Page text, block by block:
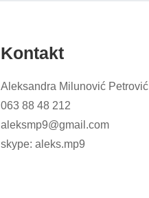
Kontakt
Aleksandra Milunović Petrović
063 88 48 212
aleksmp9@gmail.com
skype: aleks.mp9